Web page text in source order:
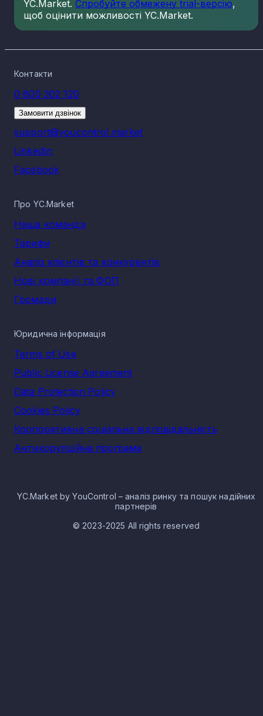
YC.Market. Спробуйте обмежену trial-версію,
щоб оцінити можливості YC.Market.
Контакти
0 800 302 120
Замовити дзвінок
support@youcontrol.market
LinkedIn
Facebook
Про YC.Market
Наша команда
Тарифи
Аналіз клієнтів та конкурентів
Нові компанії та ФОП
Громади
Юридична інформація
Terms of Use
Public License Agreement
Data Protection Policy
Cookies Policy
Корпоративна соціальна відповідальність
Антикорупційна програма
YC.Market by YouControl – аналіз ринку та пошук надійних
партнерів
© 2023-2025 All rights reserved